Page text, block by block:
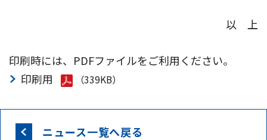
以 上
印刷時には、PDFファイルをご利用ください。
印刷用
（339KB）
ニュース一覧へ戻る